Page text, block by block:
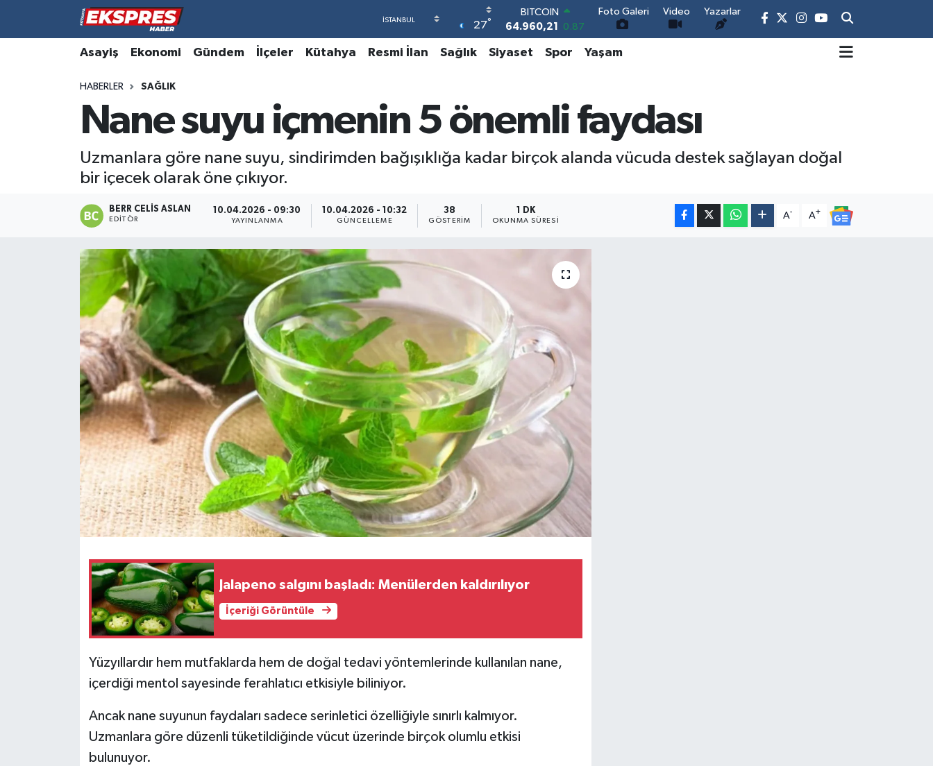
27°
DOLAR
47,7436
0.18
EURO
55,2510 0.32
6648.99
2.59
BITCOIN
Foto Galeri Video Yazarlar
Asayiş Ekonomi Gündem İlçeler Kütahya Resmi İlan Sağlık Siyaset Spor Yaşam
HABERLER SAĞLIK
Nane suyu içmenin 5 önemli faydası
Uzmanlara göre nane suyu, sindirimden bağışıklığa kadar birçok alanda vücuda destek sağlayan doğal
bir içecek olarak öne çıkıyor.
BERR CELIS ASLAN
EDITÖR
10.04.2026 - 09:30
YAYINLANMA
10.04.2026 - 10:32
GÜNCELLEME
38
GÖSTERIM
1 DK
OKUNMA SÜRESI
A- A+
Jalapeno salgını başladı: Menülerden kaldırılıyor
İçeriği Görüntüle
Yüzyıllardır hem mutfaklarda hem de doğal tedavi yöntemlerinde kullanılan nane,
içerdiği mentol sayesinde ferahlatıcı etkisiyle biliniyor.
Ancak nane suyunun faydaları sadece serinletici özelliğiyle sınırlı kalmıyor.
Uzmanlara göre düzenli tüketildiğinde vücut üzerinde birçok olumlu etkisi
bulunuyor.
Altıntaş
Biyografiler
Çavdarhisar
Domaniç
Dumlupınar
Ekonomi
Foto Galeri
Köşe Yazıları
Hava Durumu
Trafik Durumu
Süper Lig Puan Durumu ve Fikstür
Tüm Manşetler
Haber Arşivi